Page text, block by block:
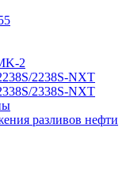
2
2238S-NXT
2338S-NXT
разливов нефти